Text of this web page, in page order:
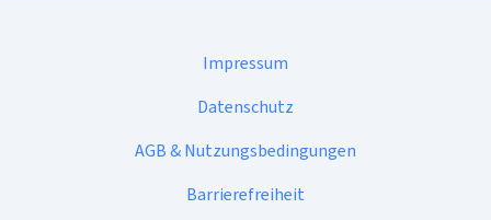
Impressum
Datenschutz
AGB & Nutzungsbedingungen
Barrierefreiheit